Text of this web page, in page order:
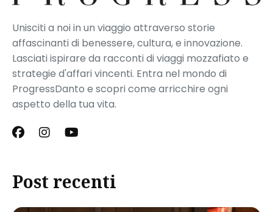
Unisciti a noi in un viaggio attraverso storie
affascinanti di benessere, cultura, e innovazione.
Lasciati ispirare da racconti di viaggi mozzafiato e
strategie d'affari vincenti. Entra nel mondo di
ProgressDanto e scopri come arricchire ogni
aspetto della tua vita.
Post recenti